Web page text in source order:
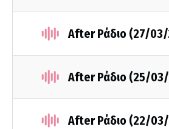
After Ράδιο (27/
After Ράδιο (25/
After Ράδιο (22/